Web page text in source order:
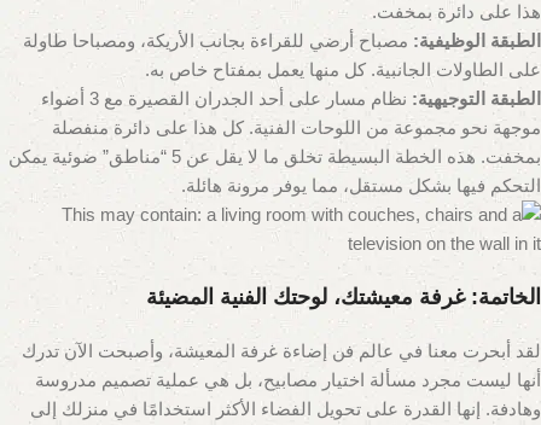
هذا على دائرة بمخفت.
الطبقة الوظيفية: مصباح أرضي للقراءة بجانب الأريكة، ومصباحا طاولة
على الطاولات الجانبية. كل منها يعمل بمفتاح خاص به.
الطبقة التوجيهية:
نظام مسار على أحد الجدران القصيرة مع 3 أضواء
موجهة نحو مجموعة من اللوحات الفنية. كل هذا على دائرة منفصلة
بمخفت. هذه الخطة البسيطة تخلق ما لا يقل عن 5 “مناطق” ضوئية يمكن
التحكم فيها بشكل مستقل، مما يوفر مرونة هائلة.
الخاتمة: غرفة معيشتك، لوحتك الفنية المضيئة
لقد أبحرت معنا في عالم فن إضاءة غرفة المعيشة، وأصبحت الآن تدرك
أنها ليست مجرد مسألة اختيار مصابيح، بل هي عملية تصميم مدروسة
وهادفة. إنها القدرة على تحويل الفضاء الأكثر استخدامًا في منزلك إلى